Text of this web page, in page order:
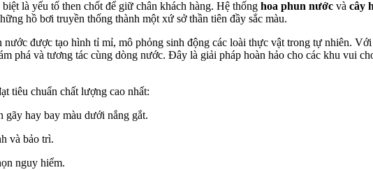
là yếu tố then chốt để giữ chân khách hàng. Hệ thống hoa phun nước và cây
hồ bơi truyền thống thành một xứ sở thần tiên đầy sắc màu.
nước được tạo hình tỉ mỉ, mô phỏng sinh động các loài thực vật trong tự nhiên.
phá và tương tác cùng dòng nước. Đây là giải pháp hoàn hảo cho các khu vui
tiêu chuẩn chất lượng cao nhất:
hay bay màu dưới nắng gắt.
và bảo trì.
nguy hiểm.